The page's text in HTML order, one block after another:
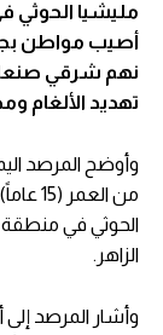
مليشيا الحوثي
أصيب مواطن
نهم شرقي
تهديد الألغام
وأوضح المرصد
من
الحوثي في منطقة
الزاهر.
وأشار المرصد إلى